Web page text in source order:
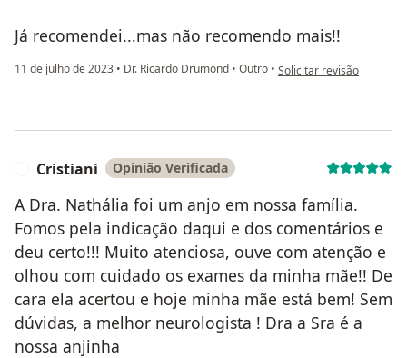
Já recomendei...mas não recomendo mais!!
11 de julho de 2023 • Dr. Ricardo Drumond • Outro • na opinião do utilizador
Solicitar revisão
Cristiani Opinião Verificada
A Dra. Nathália foi um anjo em nossa família.
Fomos pela indicação daqui e dos comentários e
deu certo!!! Muito atenciosa, ouve com atenção e
olhou com cuidado os exames da minha mãe!! De
cara ela acertou e hoje minha mãe está bem! Sem
dúvidas, a melhor neurologista ! Dra a Sra é a
nossa anjinha